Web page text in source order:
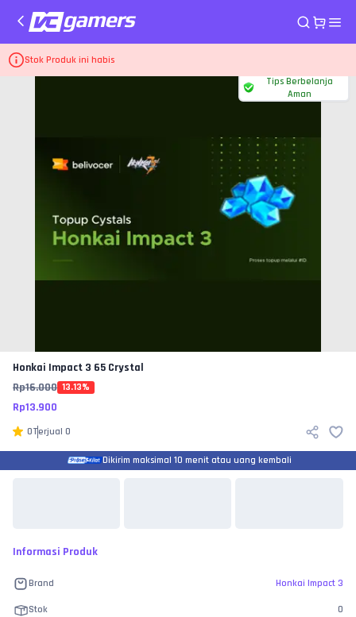
Stok Produk ini habis
Home Top Up Game Honkai Impact 3
Tips Berbelanja
Aman
Honkai Impact 3 65 Crystal
Rp16.000 13.13%
Rp13.900
0Terjual 0
Dikirim maksimal 10 menit atau uang kembali
Informasi Produk
Brand Honkai Impact 3
Stok 0